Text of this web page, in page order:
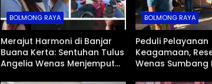
BOLMONG RAYA
Merajut Harmoni di Banjar
Buana Kerta: Sentuhan Tulus
Angelia Wenas Menjemput
BOLMONG RAYA
Peduli Pelayanan
Keagamaan,
Wenas Sumbang